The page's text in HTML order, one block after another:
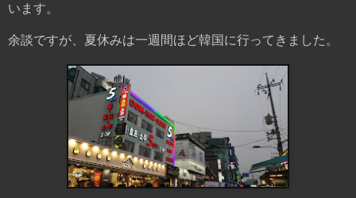
います。
余談ですが、夏休みは一週間ほど韓国に行ってきました。